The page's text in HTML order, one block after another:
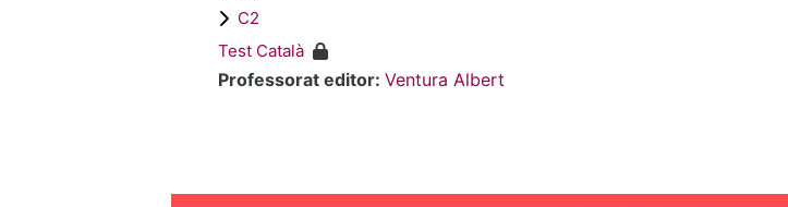
C2
Test Català
Professorat editor: Ventura Albert